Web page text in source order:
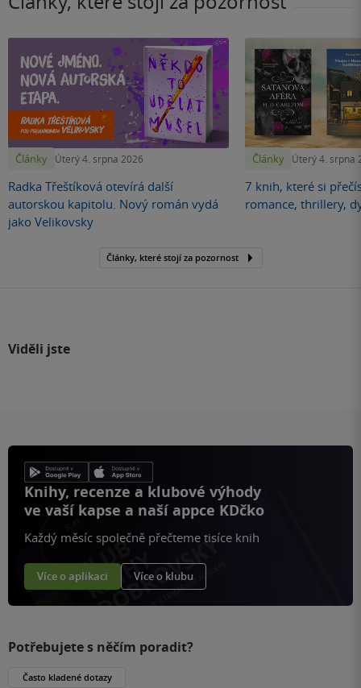
Články Úterý 4. srpna 2026
Radka Třeštíková otevírá další
autorskou kapitolu. Nový román vydá
jako Velikovsky
Články Úterý 4. srpna
7 knih, které si
romance, thrillery,
Články, které stojí za pozornost
Viděli jste
Knihy, recenze a klubové výhody
ve vaší kapse a naší appce KDčko
Každý měsíc společně přečteme tisíce knih
Více o aplikaci Více o klubu
Potřebujete s něčím poradit?
Často kladené dotazy